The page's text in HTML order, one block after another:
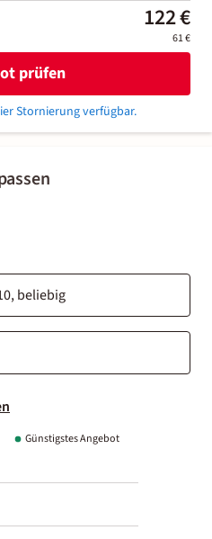
Günstigstes Angebot
122 €
61 €
prüfen
Stornierung verfügbar.